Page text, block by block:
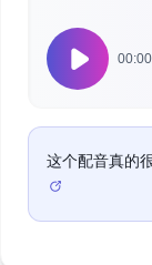
00:00
这个配音真的